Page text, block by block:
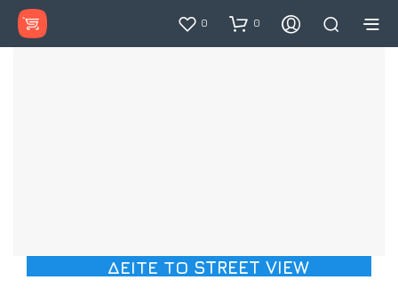
0 0
ΔΕΙΤΕ ΤΟ STREET VIEW